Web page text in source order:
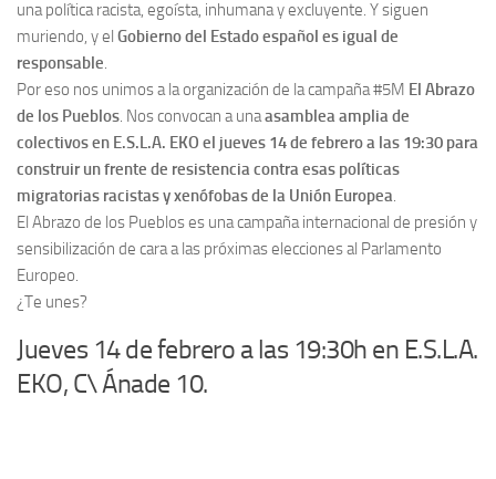
una política racista, egoísta, inhumana y excluyente. Y siguen
muriendo, y el Gobierno del Estado español es igual de
responsable.
Por eso nos unimos a la organización de la campaña #5M El Abrazo
de los Pueblos. Nos convocan a unaasamblea amplia de
colectivos en E.S.L.A. EKO el jueves 14 de febrero a las 19:30 para
construir un frente de resistencia contra esas políticas
migratorias racistas y xenófobas de la Unión Europea.
El Abrazo de los Pueblos es una campaña internacional de presión y
sensibilización de cara a las próximas elecciones al Parlamento
Europeo.
¿Te unes?
Jueves 14 de febrero a las 19:30h en E.S.L.A.
EKO, C\ Ánade 10.